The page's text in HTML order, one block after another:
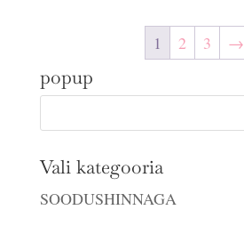
1 2 3 →
popup
Vali kategooria
SOODUSHINNAGA